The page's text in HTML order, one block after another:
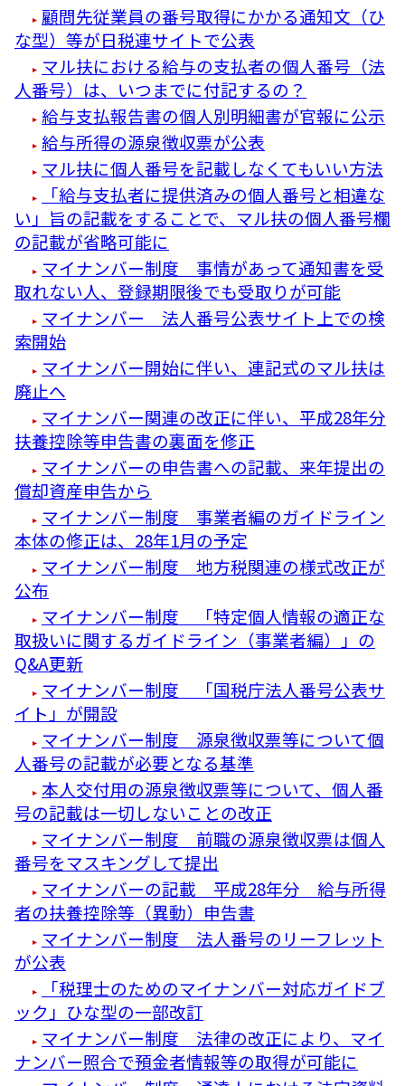
顧問先従業員の番号取得にかかる通知文（ひ
な型）等が日税連サイトで公表
マル扶における給与の支払者の個人番号（法
人番号）は、いつまでに付記するの？
給与支払報告書の個人別明細書が官報に公示
給与所得の源泉徴収票が公表
マル扶に個人番号を記載しなくてもいい方法
「給与支払者に提供済みの個人番号と相違な
い」旨の記載をすることで、マル扶の個人番号欄
の記載が省略可能に
マイナンバー制度 事情があって通知書を受
取れない人、登録期限後でも受取りが可能
マイナンバー 法人番号公表サイト上での検
索開始
マイナンバー開始に伴い、連記式のマル扶は
廃止へ
マイナンバー関連の改正に伴い、平成28年分
扶養控除等申告書の裏面を修正
マイナンバーの申告書への記載、来年提出の
償却資産申告から
マイナンバー制度 事業者編のガイドライン
本体の修正は、28年1月の予定
マイナンバー制度 地方税関連の様式改正が
公布
マイナンバー制度 「特定個人情報の適正な
取扱いに関するガイドライン（事業者編）」の
Q&A更新
マイナンバー制度 「国税庁法人番号公表サ
イト」が開設
マイナンバー制度 源泉徴収票等について個
人番号の記載が必要となる基準
本人交付用の源泉徴収票等について、個人番
号の記載は一切しないことの改正
マイナンバー制度 前職の源泉徴収票は個人
番号をマスキングして提出
マイナンバーの記載 平成28年分 給与所得
者の扶養控除等（異動）申告書
マイナンバー制度 法人番号のリーフレット
が公表
「税理士のためのマイナンバー対応ガイドブ
ック」ひな型の一部改訂
マイナンバー制度 法律の改正により、マイ
ナンバー照合で預金者情報等の取得が可能に